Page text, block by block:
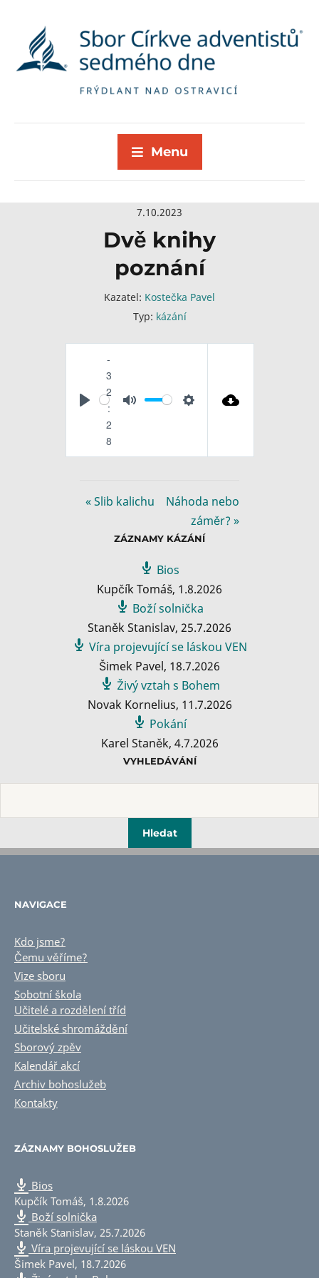
Menu
7.10.2023
Dvě knihy
poznání
Kazatel: Kostečka Pavel
Typ: kázání
P
y
-
3
2
:
2
8
M
e
S
t
n
g
s
« Slib kalichu
Náhoda nebo
záměr? »
ZÁZNAMY KÁZÁNÍ
Bios
Kupčík Tomáš, 1.8.2026
Boží solnička
Staněk Stanislav, 25.7.2026
Víra projevující se láskou VEN
Šimek Pavel, 18.7.2026
Živý vztah s Bohem
Novak Kornelius, 11.7.2026
Pokání
Karel Staněk, 4.7.2026
VYHLEDÁVÁNÍ
NAVIGACE
Kdo jsme?
Čemu věříme?
Vize sboru
Sobotní škola
Učitelé a rozdělení tříd
Učitelské shromáždění
Sborový zpěv
Kalendář akcí
Archiv bohoslužeb
Kontakty
ZÁZNAMY BOHOSLUŽEB
Bios
Kupčík Tomáš, 1.8.2026
Boží solnička
Staněk Stanislav, 25.7.2026
Víra projevující se láskou VEN
Šimek Pavel, 18.7.2026